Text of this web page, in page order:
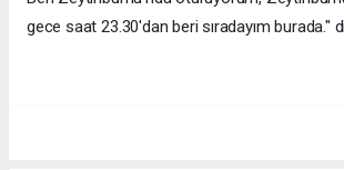
gece saat 23.30'dan beri sıradayım burada."